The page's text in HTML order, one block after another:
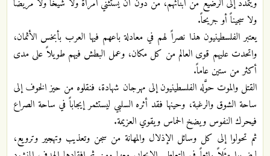
ويتمدد إلى الرضيع من أبنائهم، من دون أن يستثني امرأة ولا شيخاً ولا مريضاً
ولا سجيناً أو جريحاً.
يعتبر الفلسطينيون هذا نصراً لهم في معادلة باعهم فيها العرب بأبخس الأثمان،
واتحدت عليهم قوى العالم من كل مكان، وعمل البطش فيهم طويلاً على مدى
أكثر من ستين عاماً.
القتل والموت حوَّله الفلسطينيون إلى مهرجان شهادة، فنقلوه من حيز الخوف إلى
ساحة الشوق والرغبة، وحينها فقد أثره السلبي ليستثمر إيجاباً في ساحة الصراع
فيحرك النفوس ويضخ الحماس ويقوي العزيمة.
ثم تحولوا إلى كل وسائل الإذلال والمهانة من سجن وتعذيب وتهجير وترويع،